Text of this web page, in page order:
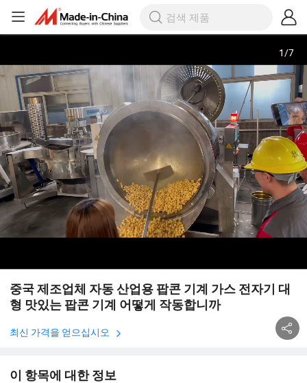
1/7
중국 제조업체 자동 산업용 팝콘 기계 가스 전자기 대
형 맛있는 팝콘 기계 어떻게 작동합니까
최신 가격을 얻으십시오
이 항목에 대한 정보